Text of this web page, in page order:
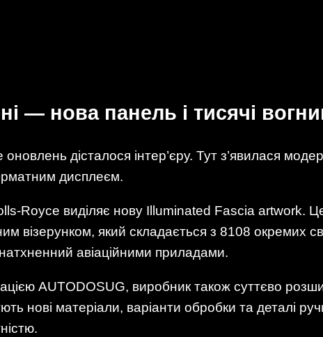
— нова панель і тисячі
дісталося інтер’єру. Тут з’явилася
дисплеєм.
Royce виділяє нову Illuminated Fascia artwork.
візерунком, який складається з 8108 окремих
авіаційними приладами.
AUTODOSUG, виробник також суттєво
нові матеріали, варіанти обробки та деталі